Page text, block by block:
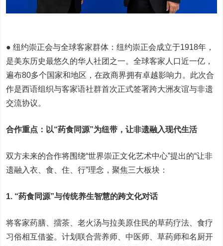
● 纽约崇正会与全球客家群体：纽约崇正会成立于1918年，
是美东历史最悠久的华人社团之一。全球客家人口近一亿，
遍布80多个国家和地区，在政商界拥有卓越影响力。此次合
作是西语组织与客家语社群首次正式签署跨大洲友谊与非遗
交流协议。
合作重点：以“药食同源”为纽带，让非遗融入现代生活
双方未来的合作将围绕“世界崇正文化艺术中心”提出的“让非
遗融入衣、食、住、行”理念，聚焦三大板块：
1. “药食同源”与传统养生智慧的跨文化对话
将客家药膳、擂茶、老火汤与拉美原住民的草药疗法、食疗
习俗相互借鉴。计划联合营养师、中医师、草药师和名厨开